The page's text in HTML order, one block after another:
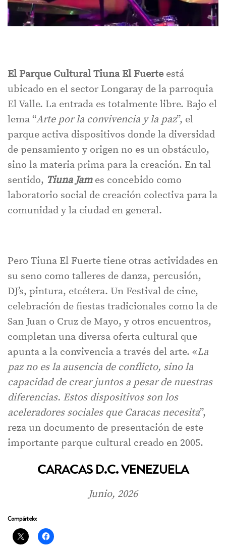
El Parque Cultural Tiuna El Fuerte está
ubicado en el sector Longaray de la parroquia
El Valle. La entrada es totalmente libre. Bajo el
lema “Arte por la convivencia y la paz”, el
parque activa dispositivos donde la diversidad
de pensamiento y origen no es un obstáculo,
sino la materia prima para la creación. En tal
sentido, Tiuna James concebido como
laboratorio social de creación colectiva para la
comunidad y la ciudad en general.
Pero Tiuna El Fuerte tiene otras actividades en
su seno como talleres de danza, percusión,
DJ’s, pintura, etcétera. Un Festival de cine,
celebración de fiestas tradicionales como la de
San Juan o Cruz de Mayo, y otros encuentros,
completan una diversa oferta cultural que
apunta a la convivencia a través del arte. «La
paz no es la ausencia de conflicto, sino la
capacidad de crear juntos a pesar de nuestras
diferencias. Estos dispositivos son los
aceleradores sociales que Caracas necesita”,
reza un documento de presentación de este
importante parque cultural creado en 2005.
CARACAS D.C. VENEZUELA
Junio, 2026
Compártelo: